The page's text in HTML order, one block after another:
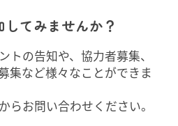
てみませんか？
トの告知や、協力者募集、
集など様々なことができま
からお問い合わせください。